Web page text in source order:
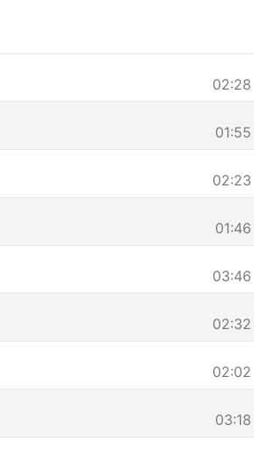
02:28
01:55
02:23
01:46
03:46
02:32
02:02
03:18